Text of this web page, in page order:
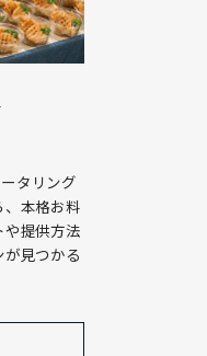
タリング
、本格お料
や提供方法
が見つかる